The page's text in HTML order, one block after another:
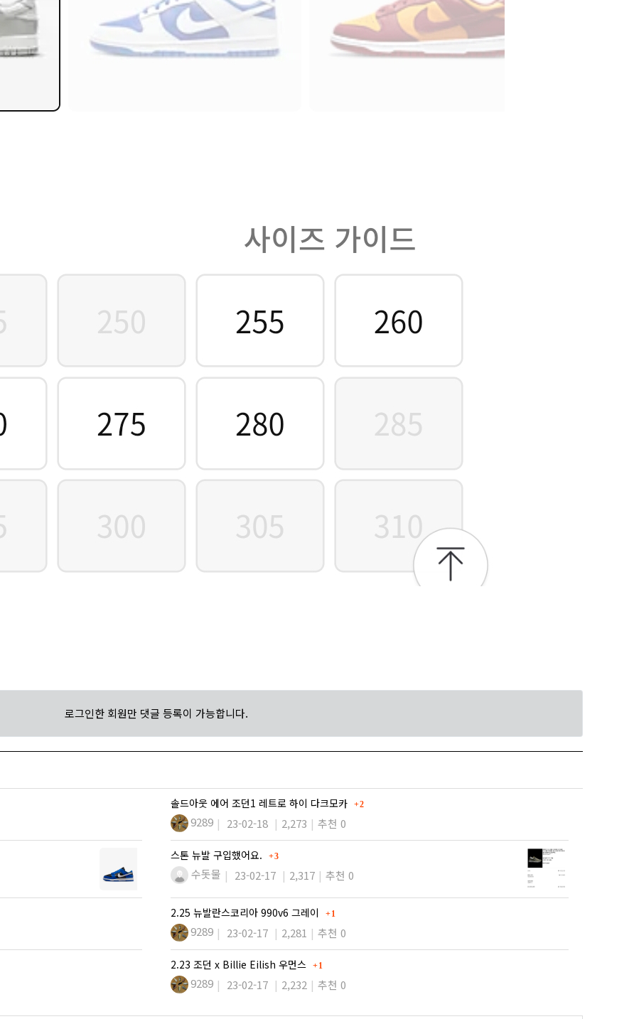
로그인한 회원만 댓글 등록이 가능합니다.
솔드아웃 에어 조던1 레트로 하이 다크모카 댓글
2
9289 23-02-18 2,273 추천 0
스톤 뉴발 구입했어요. 댓글
3
수돗물 23-02-17 2,317 추천 0
2.25 뉴발란스코리아 990v6 그레이 댓글
1
9289 23-02-17 2,281 추천 0
2.23 조던 x Billie Eilish 우먼스 댓글
1
9289 23-02-17 2,232 추천 0